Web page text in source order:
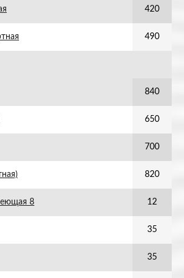
420
490
840
650
700
820
8 12
35
35